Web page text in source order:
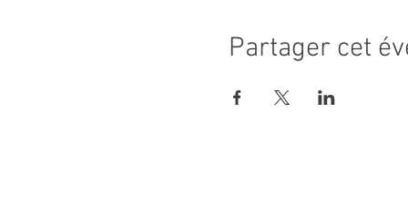
Partager cet